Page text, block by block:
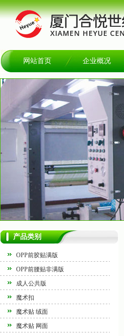
网站首页 企业概况
产品类别
OPP前胶贴满版
OPP前腰贴非满版
成人公共版
魔术扣
魔术贴 绒面
魔术贴 网面